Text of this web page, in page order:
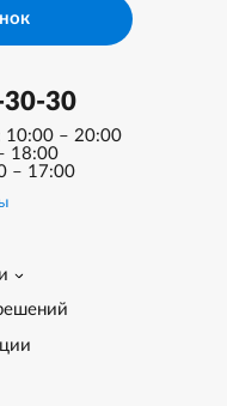
30-30
10:00 – 20:00
18:00
– 17:00